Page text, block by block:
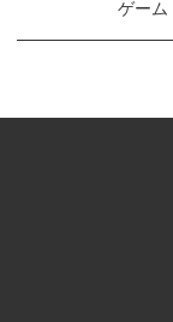
ゲーム